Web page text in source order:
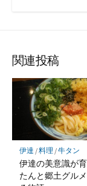
関連投稿
伊達 /料理 /牛タン
伊達の美意識が
たんと郷土グル